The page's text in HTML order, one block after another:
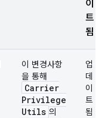
이
트
됨
이 변경사항
을 통해
Carrier
Privilege
Utils 의
업
데
이
트
됨